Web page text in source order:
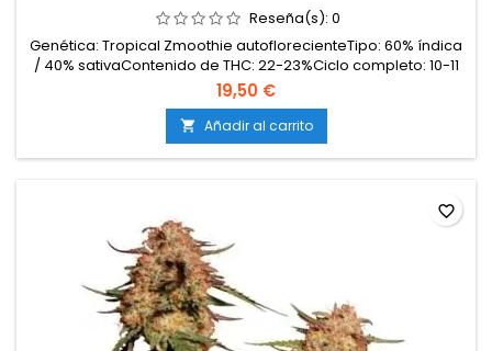
Reseña(s): 0
Genética: Tropical Zmoothie autoflorecienteTipo: 60% índica
/ 40% sativaContenido de THC: 22-23%Ciclo completo: 10-11
semanas desde germinaciónProducción en interior: 450-
500 g/m²Producción en exterior: hasta 160
g/plantaAltura: 80-120 cm en interior; hasta 150 cm en
exteriorAromas y sabores: Dulces, cremosos y tropicales
(mango,...
19,50 €
 Añadir al carrito
favorite_border